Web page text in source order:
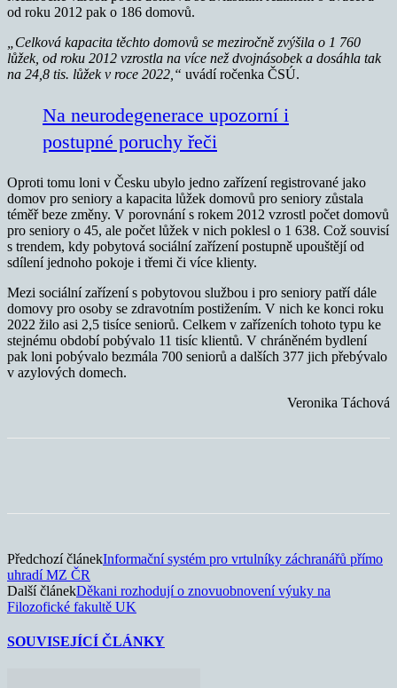
od roku 2012 pak o 186 domovů.
„Celková kapacita těchto domovů se meziročně zvýšila o 1 760
lůžek, od roku 2012 vzrostla na více než dvojnásobek a dosáhla tak
na 24,8 tis. lůžek v roce 2022,“ uvádí ročenka ČSÚ.
Na neurodegenerace upozorní i
postupné poruchy řeči
Oproti tomu loni v Česku ubylo jedno zařízení registrované jako
domov pro seniory a kapacita lůžek domovů pro seniory zůstala
téměř beze změny. V porovnání s rokem 2012 vzrostl počet domovů
pro seniory o 45, ale počet lůžek v nich poklesl o 1 638. Což souvisí
s trendem, kdy pobytová sociální zařízení postupně upouštějí od
sdílení jednoho pokoje i třemi či více klienty.
Mezi sociální zařízení s pobytovou službou i pro seniory patří dále
domovy pro osoby se zdravotním postižením. V nich ke konci roku
2022 žilo asi 2,5 tisíce seniorů. Celkem v zařízeních tohoto typu ke
stejnému období pobývalo 11 tisíc klientů. V chráněném bydlení
pak loni pobývalo bezmála 700 seniorů a dalších 377 jich přebývalo
v azylových domech.
Veronika Táchová
Předchozí článekInformační systém pro vrtulníky záchranářů přímo
uhradí MZ ČR
Další článekDěkani rozhodují o znovuobnovení výuky na
Filozofické fakultě UK
SOUVISEJÍCÍ ČLÁNKY